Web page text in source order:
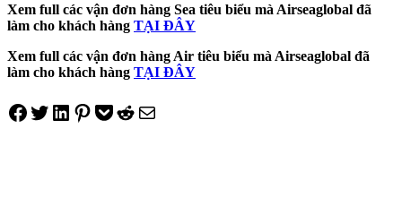
Xem full các vận đơn hàng Sea tiêu biểu mà Airseaglobal đã
làm cho khách hàng TẠI ĐÂY
Xem full các vận đơn hàng Air tiêu biểu mà Airseaglobal đã
làm cho khách hàng TẠI ĐÂY
Share on Facebook
Tweet on Twitter
Share on LinkedIn
Pin on Pinterest
Save to pocket
Share on Reddit
Share via Email